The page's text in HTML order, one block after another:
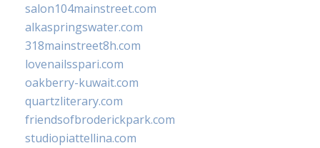
salon104mainstreet.com
alkaspringswater.com
318mainstreet8h.com
lovenailsspari.com
oakberry-kuwait.com
quartzliterary.com
friendsofbroderickpark.com
studiopiattellina.com